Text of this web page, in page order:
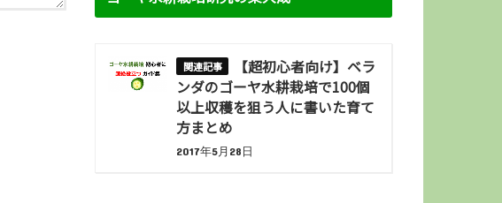
【超初心者向け】ベラ
ンダのゴーヤ水耕栽培で100個
以上収穫を狙う人に書いた育て
方まとめ
2017年5月28日